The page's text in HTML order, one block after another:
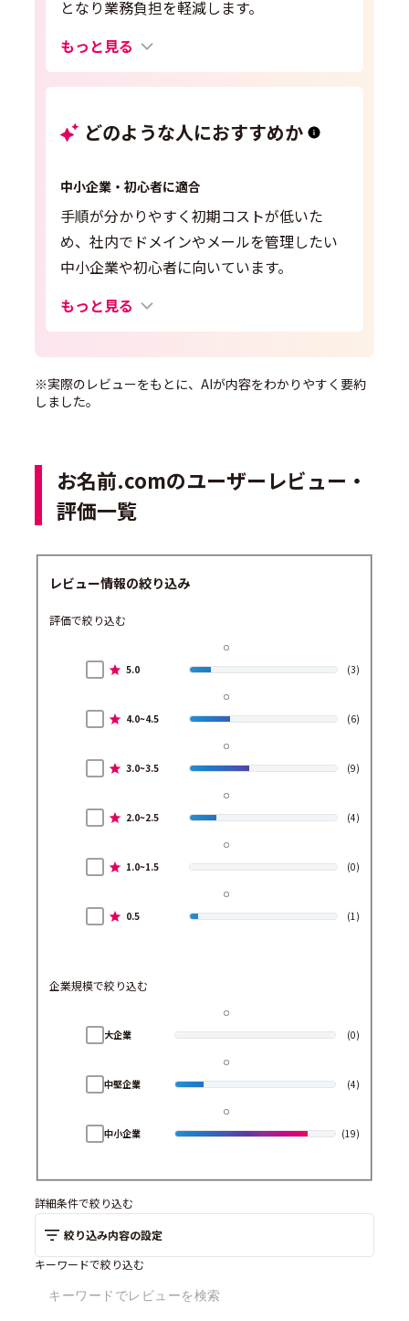
となり業務負担を軽減します。
もっと見る
どのような人におすすめか
中小企業・初心者に適合
手順が分かりやすく初期コストが低いた
め、社内でドメインやメールを管理したい
中小企業や初心者に向いています。
もっと見る
※実際のレビューをもとに、AIが内容をわかりやすく要約
しました。
お名前.comのユーザーレビュー・
評価一覧
レビュー情報の絞り込み
評価で絞り込む
5.0 (3)
4.0~4.5 (6)
3.0~3.5 (9)
2.0~2.5 (4)
1.0~1.5 (0)
0.5 (1)
企業規模で絞り込む
大企業 (0)
中堅企業 (4)
中小企業 (19)
詳細条件で絞り込む
絞り込み内容の設定
キーワードで絞り込む